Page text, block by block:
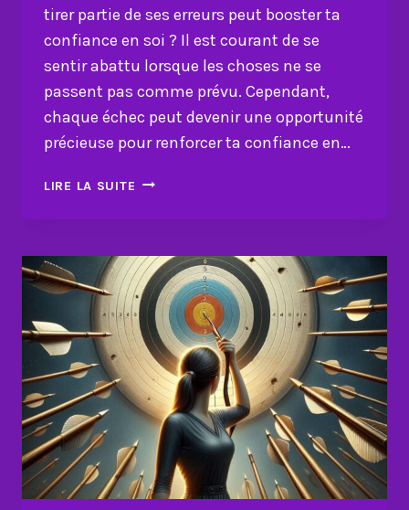
tirer partie de ses erreurs peut booster ta
confiance en soi ? Il est courant de se
sentir abattu lorsque les choses ne se
passent pas comme prévu. Cependant,
chaque échec peut devenir une opportunité
précieuse pour renforcer ta confiance en…
LIRE LA SUITE CONFIANCE
COMMENT
TIRER
PARTIE
DE
SES
ERREURS